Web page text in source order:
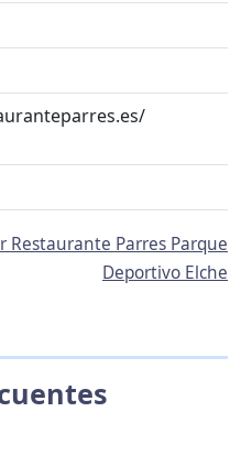
Restaurante Parres Parque
Deportivo Elche